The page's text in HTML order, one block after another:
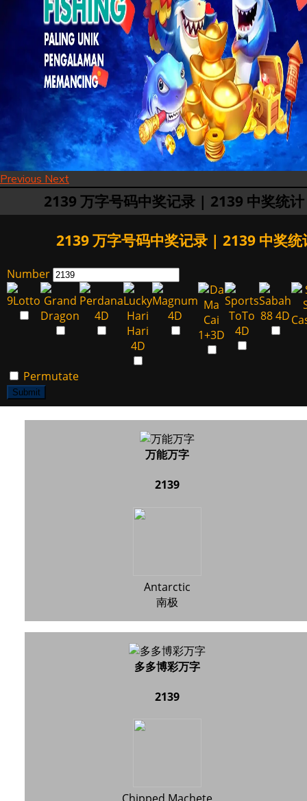
Previous Next
2139 万字号码中奖记录 | 2139 中奖统计
2139 万字号码中奖记录 | 2139 中奖统
Number
Permutate
Submit
万能万字
2139
Antarctic
南极
多多博彩万字
2139